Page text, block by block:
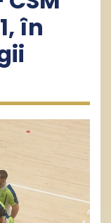
în